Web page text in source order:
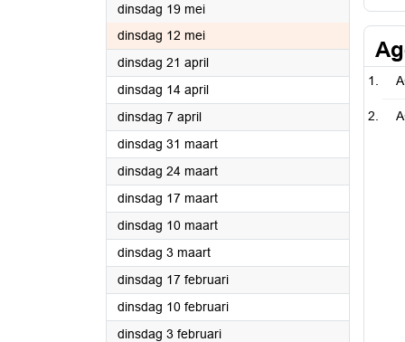
dinsdag 19 mei2026
dinsdag 12 mei2026
dinsdag 21 april2026
dinsdag 14 april2026
dinsdag 7 april2026
dinsdag 31 maart2026
dinsdag 24 maart2026
dinsdag 17 maart2026
dinsdag 10 maart2026
dinsdag 3 maart2026
dinsdag 17 februari2026
dinsdag 10 februari2026
dinsdag 3 februari2026